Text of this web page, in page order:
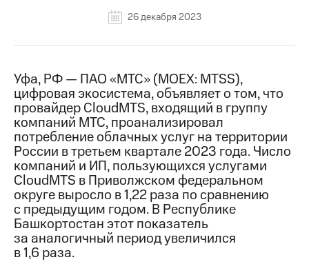
Руководство
Контакты
Медиа-центр
Пресс-
релизы
МТС
о технологиях
Достижения
Интервью
о технологиях26 декабря 2023
Уфа, РФ — ПАО «МТС» (MOEX: MTSS),
цифровая экосистема, объявляет о том, что
провайдер CloudMTS, входящий в группу
компаний МТС, проанализировал
потребление облачных услуг на территории
России в третьем квартале 2023 года. Число
компаний и ИП, пользующихся услугами
CloudMTS в Приволжском федеральном
округе выросло в 1,22 раза по сравнению
с предыдущим годом. В Республике
Башкортостан этот показатель
за аналогичный период увеличился
в 1,6 раза.